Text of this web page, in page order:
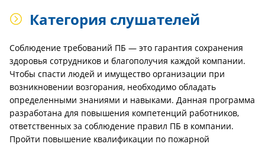
Категория слушателей
Соблюдение требований ПБ — это гарантия сохранения
здоровья сотрудников и благополучия каждой компании.
Чтобы спасти людей и имущество организации при
возникновении возгорания, необходимо обладать
определенными знаниями и навыками. Данная программа
разработана для повышения компетенций работников,
ответственных за соблюдение правил ПБ в компании.
Пройти повышение квалификации по пожарной